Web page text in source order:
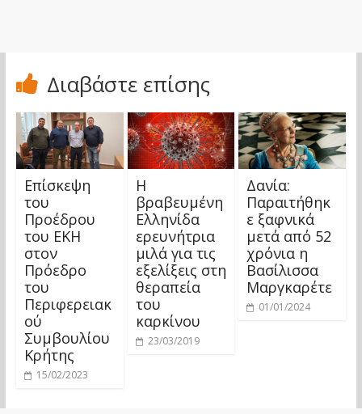
Διαβάστε επίσης
Επίσκεψη
του
Προέδρου
του ΕΚΗ
στον
Πρόεδρο
του
Περιφερειακ
ού
Συμβουλίου
Κρήτης
15/02/2023
Η
βραβευμένη
Ελληνίδα
ερευνήτρια
μιλά για τις
εξελίξεις στη
θεραπεία
του
καρκίνου
23/03/2019
Δανία:
Παραιτήθηκ
ε ξαφνικά
μετά από 52
χρόνια η
Βασίλισσα
Μαργκαρέτε
01/01/2024